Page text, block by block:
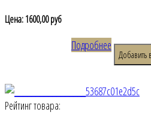
Цена:1600,00 руб
Подробнее
Рейтинг товара: